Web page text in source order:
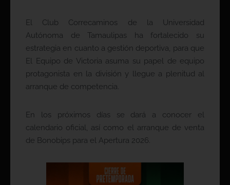
El Club Correcaminos de la Universidad
Autónoma de Tamaulipas ha fortalecido su
estrategia en cuanto a gestión deportiva, para que
El Equipo de Victoria asuma su papel de equipo
protagonista en la división y llegue a plenitud al
arranque de competencia.
En los próximos días se dará a conocer el
calendario oficial, así como el arranque de venta
de Bonobips para el Apertura 2026.